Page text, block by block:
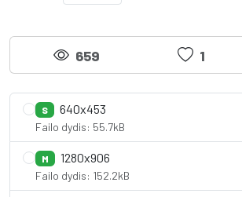
659 1
S 640x453
Failo dydis: 55.7kB
M 1280x906
Failo dydis: 152.2kB